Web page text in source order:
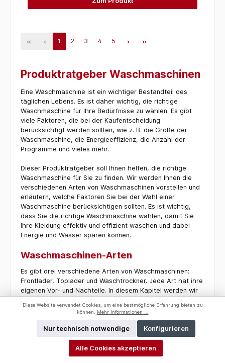
1 2 3 4 5
Produktratgeber Waschmaschinen
Eine Waschmaschine ist ein wichtiger Bestandteil des
täglichen Lebens. Es ist daher wichtig, die richtige
Waschmaschine für Ihre Bedürfnisse zu wählen. Es gibt
viele Faktoren, die bei der Kaufentscheidung
berücksichtigt werden sollten, wie z. B. die Größe der
Waschmaschine, die Energieeffizienz, die Anzahl der
Programme und vieles mehr.
Dieser Produktratgeber soll Ihnen helfen, die richtige
Waschmaschine für Sie zu finden. Wir werden Ihnen die
verschiedenen Arten von Waschmaschinen vorstellen und
erläutern, welche Faktoren Sie bei der Wahl einer
Waschmaschine berücksichtigen sollten. Es ist wichtig,
dass Sie die richtige Waschmaschine wählen, damit Sie
Ihre Kleidung effektiv und effizient waschen und dabei
Energie und Wasser sparen können.
Waschmaschinen-Arten
Es gibt drei verschiedene Arten von Waschmaschinen:
Frontlader, Toplader und Waschtrockner. Jede Art hat ihre
eigenen Vor- und Nachteile. In diesem Kapitel werden wir
vorstellen und Ihnen helfen, diejenige zu wählen, die am
Frontlader-Waschmaschinen sind die am häufigsten
Diese Website verwendet Cookies, um eine bestmögliche Erfahrung bieten zu
können.
Mehr Informationen ...
Nur technisch notwendige Konfigurieren
Alle Cookies akzeptieren